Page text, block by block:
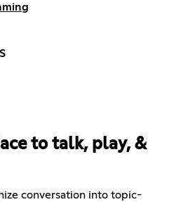
to talk, play, &
conversation into topic-